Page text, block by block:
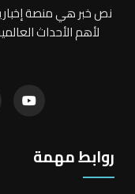
نص خبر هي منصة
لأهم الأحداث
روابط مهمة